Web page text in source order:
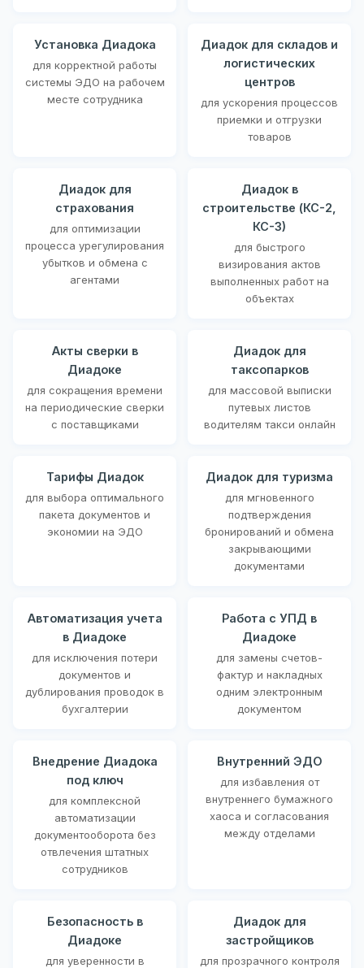
Установка Диадока
для корректной работы
системы ЭДО на рабочем
месте сотрудника
Диадок для складов и
логистических
центров
для ускорения процессов
приемки и отгрузки
товаров
Диадок для
страхования
для оптимизации
процесса урегулирования
убытков и обмена с
агентами
Диадок в
строительстве (КС-2,
КС-3)
для быстрого
визирования актов
выполненных работ на
объектах
Акты сверки в
Диадоке
для сокращения времени
на периодические сверки
с поставщиками
Диадок для
таксопарков
для массовой выписки
путевых листов
водителям такси онлайн
Тарифы Диадок
для выбора оптимального
пакета документов и
экономии на ЭДО
Диадок для туризма
для мгновенного
подтверждения
бронирований и обмена
закрывающими
документами
Автоматизация учета
в Диадоке
для исключения потери
документов и
дублирования проводок в
бухгалтерии
Работа с УПД в
Диадоке
для замены счетов-
фактур и накладных
одним электронным
документом
Внедрение Диадока
под ключ
для комплексной
автоматизации
документооборота без
отвлечения штатных
сотрудников
Внутренний ЭДО
для избавления от
внутреннего бумажного
хаоса и согласования
между отделами
Безопасность в
Диадоке
для уверенности в
Диадок для
застройщиков
для прозрачного контроля